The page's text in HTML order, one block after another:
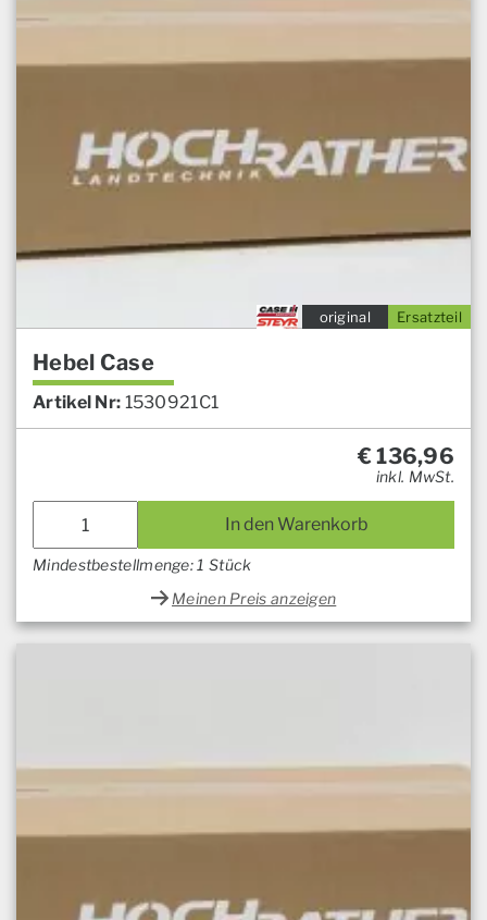
Ersatzteil
original
Hebel Case
Artikel Nr: 1530921C1
€136,96
inkl. MwSt.
In den Warenkorb
Mindestbestellmenge: 1 Stück
Meinen Preis anzeigen